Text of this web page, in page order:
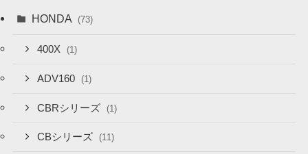
HONDA (73)
400X (1)
ADV160 (1)
CBRシリーズ (1)
CBシリーズ (11)